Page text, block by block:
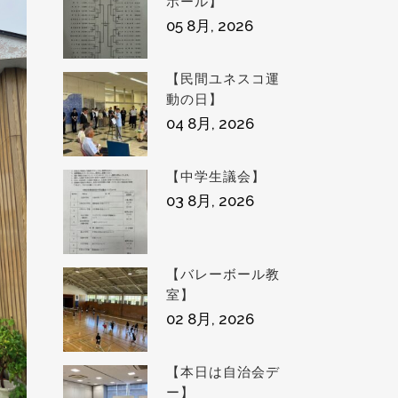
05 8月, 2026
【民間ユネスコ運
動の日】
04 8月, 2026
【中学生議会】
03 8月, 2026
【バレーボール教
室】
02 8月, 2026
【本日は自治会デ
ー】